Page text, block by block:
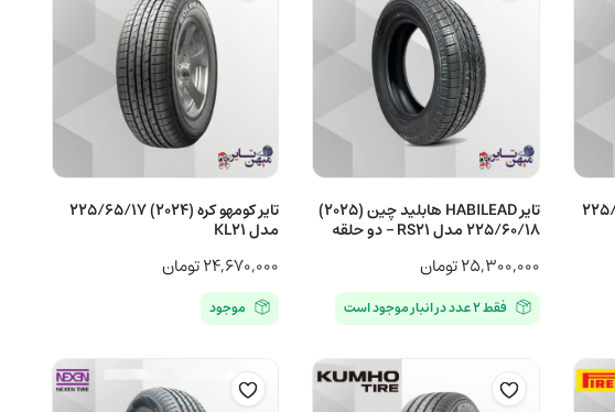
225/60/18 تایر HABILEAD هابلید چین (2025)
225/60/18 مدل RS21 – دو حلقه
۲۵,۳۰۰,۰۰۰تومان
فقط ۲ عدد در انبار موجود است
تایر کومهو کره (2024) 225/65/17
مدل KL21
۲۴,۶۷۰,۰۰۰تومان
موجود